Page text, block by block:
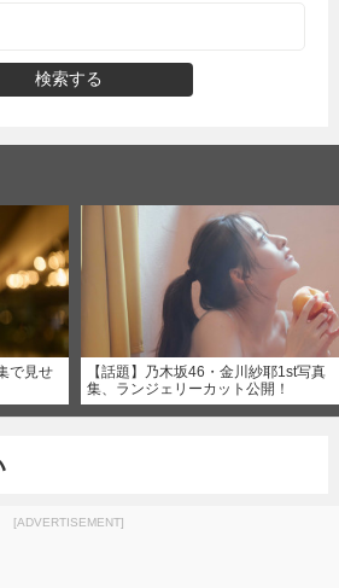
検索する
で見せ
【話題】乃木坂46・金川紗耶1st写真
集、ランジェリーカット公開！
[ADVERTISEMENT]